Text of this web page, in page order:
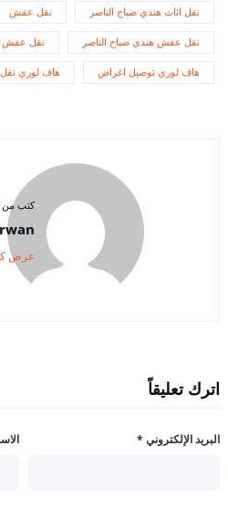
نقل اثاث هندي صباح الناصر نقل عفش
نقل عفش هندي صباح الناصر نقل عفش
هاف لوري توصيل اغراض هاف لوري
كتب من
rwan
عرض
اترك تعليقاً
البريد الإلكتروني *